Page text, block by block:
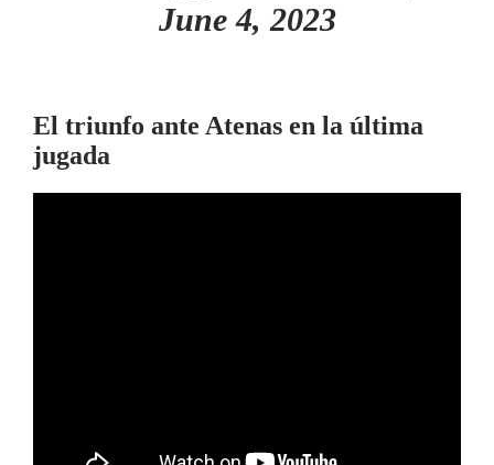
June 4, 2023
El triunfo ante Atenas en la última
jugada